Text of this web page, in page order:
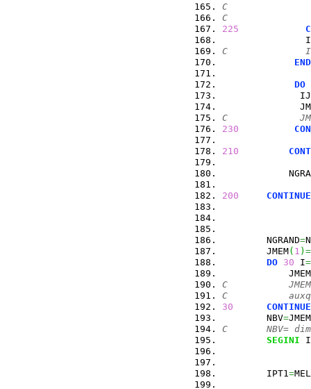
C
C
225
C
DO
              IJ
C
230
210
200 CONTINUE
        NGRAND
=
        JMEM
( 1 ) =
DO 30 I=
            JMEM
C
C
30
CONTINUE
        NBV
=JMEM
C       NBV=
SEGINI
        IPT1
=